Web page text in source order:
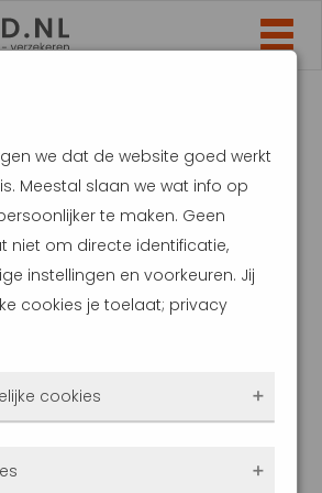
SINDS
voor een gemiddelde
hypotheek
we dat de website goed werkt
Meestal slaan we wat info op
te maken. Geen
niet om directe identificatie,
instellingen en voorkeuren. Jij
cookies je toelaat; privacy
cookies